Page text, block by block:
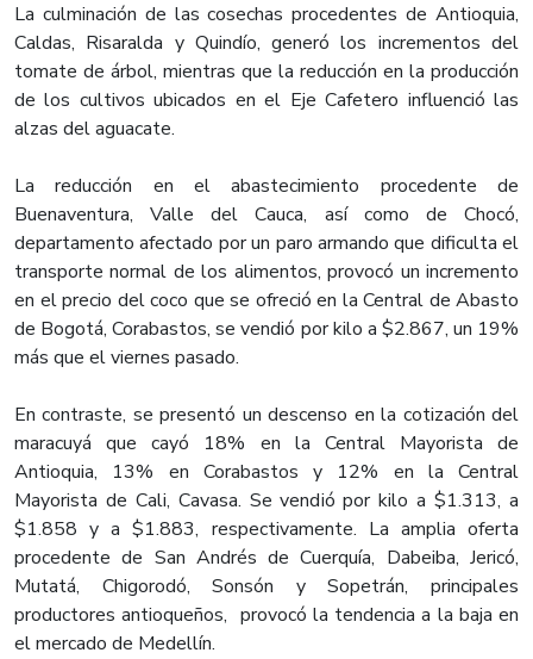
La culminación de las cosechas procedentes de Antioquia,
Caldas, Risaralda y Quindío, generó los incrementos del
tomate de árbol, mientras que la reducción en la producción
de los cultivos ubicados en el Eje Cafetero influenció las
alzas del aguacate.
La reducción en el abastecimiento procedente de
Buenaventura, Valle del Cauca, así como de Chocó,
departamento afectado por un paro armando que dificulta el
transporte normal de los alimentos, provocó un incremento
en el precio del coco que se ofreció en la Central de Abasto
de Bogotá, Corabastos, se vendió por kilo a $2.867, un 19%
más que el viernes pasado.
En contraste, se presentó un descenso en la cotización del
maracuyá que cayó 18% en la Central Mayorista de
Antioquia, 13% en Corabastos y 12% en la Central
Mayorista de Cali, Cavasa. Se vendió por kilo a $1.313, a
$1.858 y a $1.883, respectivamente. La amplia oferta
procedente de San Andrés de Cuerquía, Dabeiba, Jericó,
Mutatá, Chigorodó, Sonsón y Sopetrán, principales
productores antioqueños, provocó la tendencia a la baja en
el mercado de Medellín.